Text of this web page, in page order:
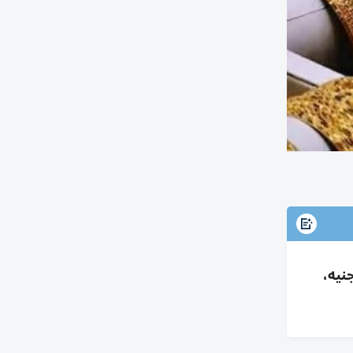
مع صعود عالمي وترقب بيانات وظائف أمريكا؛ عيار 21: 5970 جنيه،